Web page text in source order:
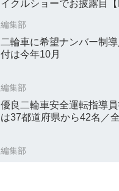
イクルショーでお披露目【
編集部
二輪車に希望ナンバー制
付は今年10月
編集部
優良二輪車安全運転指導
は37都道府県から42名／
編集部